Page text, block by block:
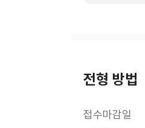
전형 방법
접수마감일